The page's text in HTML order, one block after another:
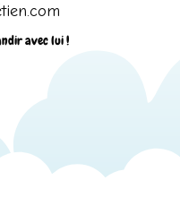
avec lui !